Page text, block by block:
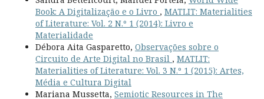
Book: A Digitalização e o Livro , MATLIT: Materialities
of Literature: Vol. 2 N.º 1 (2014): Livro e
Materialidade
Débora Aita Gasparetto, Observações sobre o
Circuito de Arte Digital no Brasil , MATLIT:
Materialities of Literature: Vol. 3 N.º 1 (2015): Artes,
Média e Cultura Digital
Mariana Mussetta, Semiotic Resources in The